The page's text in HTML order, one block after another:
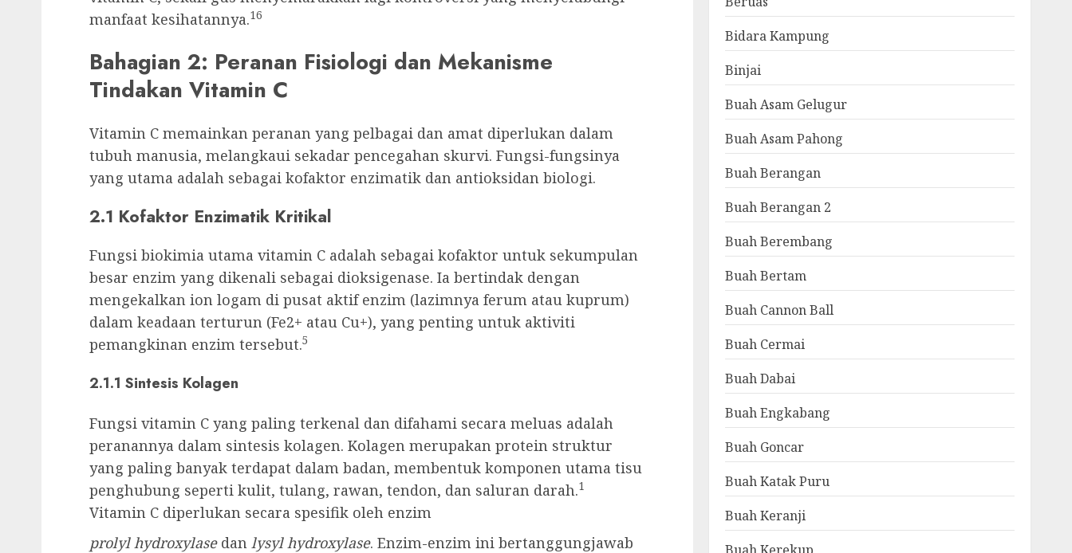
manfaat kesihatannya.16
Bahagian 2: Peranan Fisiologi dan Mekanisme
Tindakan Vitamin C
Vitamin C memainkan peranan yang pelbagai dan amat diperlukan dalam
tubuh manusia, melangkaui sekadar pencegahan skurvi. Fungsi-fungsinya
yang utama adalah sebagai kofaktor enzimatik dan antioksidan biologi.
2.1 Kofaktor Enzimatik Kritikal
Fungsi biokimia utama vitamin C adalah sebagai kofaktor untuk sekumpulan
besar enzim yang dikenali sebagai dioksigenase. Ia bertindak dengan
mengekalkan ion logam di pusat aktif enzim (lazimnya ferum atau kuprum)
dalam keadaan terturun (Fe2+ atau Cu+), yang penting untuk aktiviti
pemangkinan enzim tersebut.5
2.1.1 Sintesis Kolagen
Fungsi vitamin C yang paling terkenal dan difahami secara meluas adalah
peranannya dalam sintesis kolagen. Kolagen merupakan protein struktur
yang paling banyak terdapat dalam badan, membentuk komponen utama tisu
penghubung seperti kulit, tulang, rawan, tendon, dan saluran darah.1
Vitamin C diperlukan secara spesifik oleh enzim
prolyl hydroxylasedan lysyl hydroxylase. Enzim-enzim ini bertanggungjawab
Bidara Kampung
Binjai
Buah Asam Gelugur
Buah Asam Pahong
Buah Berangan
Buah Berangan 2
Buah Berembang
Buah Bertam
Buah Cannon Ball
Buah Cermai
Buah Dabai
Buah Engkabang
Buah Goncar
Buah Katak Puru
Buah Keranji